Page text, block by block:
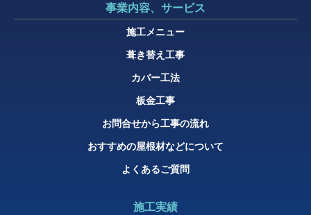
事業内容、サービス
施工メニュー
葺き替え工事
カバー工法
板金工事
お問合せから工事の流れ
おすすめの屋根材などについて
よくあるご質問
施工実績